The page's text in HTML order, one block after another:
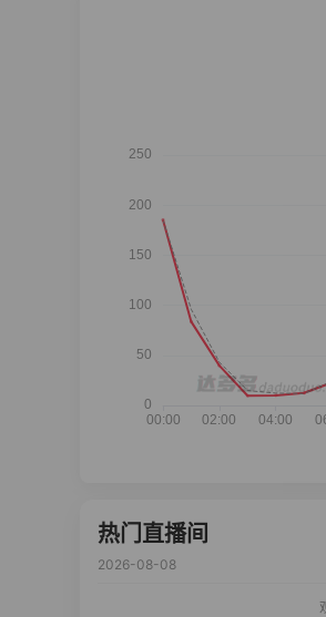
热门直播间
2026-08-08